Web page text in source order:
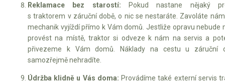
Reklamace bez starostí:
Pokud nastane nějaký
s traktorem v záruční době, o nic se nestaráte. Zavoláte
mechanik vyjíždí přímo k Vám domů. Jestliže opravu nebude
provést na místě, traktor si odveze k nám na servis a
přivezeme k Vám domů. Náklady na cestu u záruční
samozřejmě nehradíte.
Údržba klidně u Vás doma: Provádíme také externí servis